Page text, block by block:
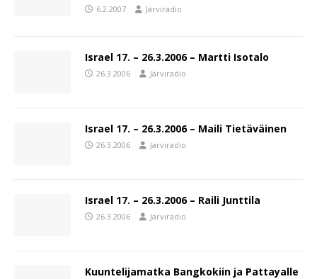
6.2.2007 Järviradio
Israel 17. – 26.3.2006 – Martti Isotalo
26.3.2006 Järviradio
Israel 17. – 26.3.2006 – Maili Tietäväinen
26.3.2006 Järviradio
Israel 17. – 26.3.2006 – Raili Junttila
26.3.2006 Järviradio
Kuuntelijamatka Bangkokiin ja Pattayalle